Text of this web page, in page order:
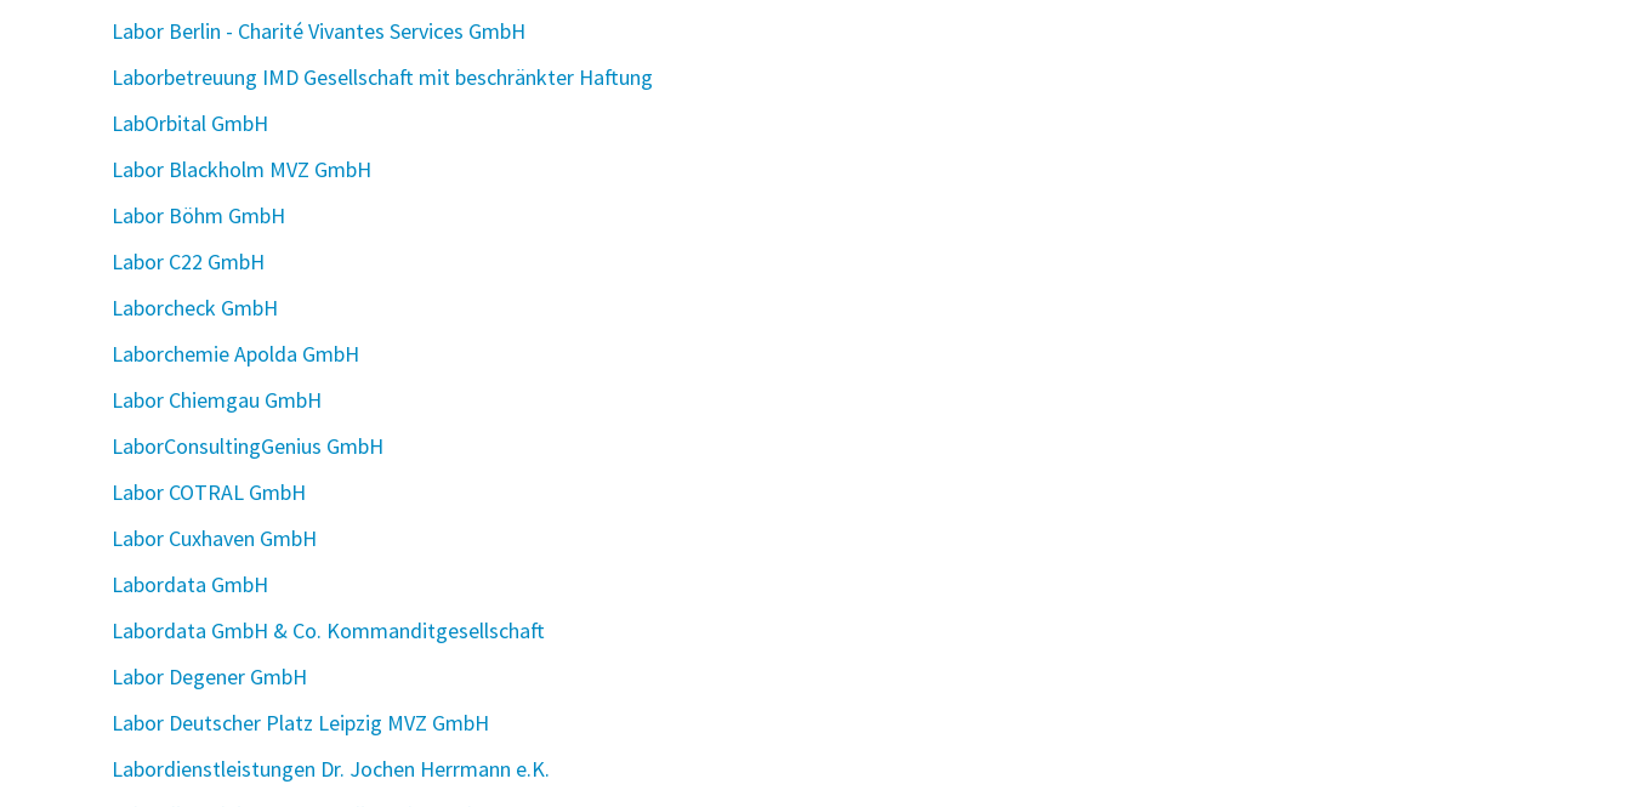
Labor Berlin - Charité Vivantes Services GmbH
Laborbetreuung IMD Gesellschaft mit beschränkter Haftung
LabOrbital GmbH
Labor Blackholm MVZ GmbH
Labor Böhm GmbH
Labor C22 GmbH
Laborcheck GmbH
Laborchemie Apolda GmbH
Labor Chiemgau GmbH
LaborConsultingGenius GmbH
Labor COTRAL GmbH
Labor Cuxhaven GmbH
Labordata GmbH
Labordata GmbH & Co. Kommanditgesellschaft
Labor Degener GmbH
Labor Deutscher Platz Leipzig MVZ GmbH
Labordienstleistungen Dr. Jochen Herrmann e.K.